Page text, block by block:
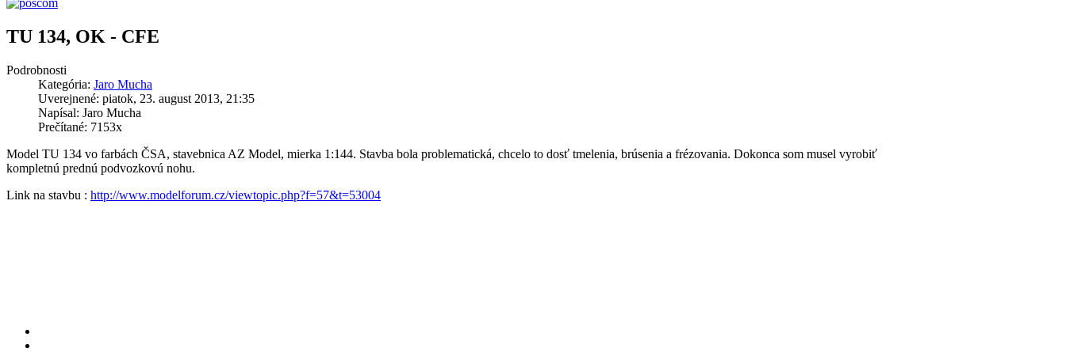
TU 134, OK - CFE
Podrobnosti
Kategória: Jaro Mucha
Uverejnené: piatok, 23. august 2013, 21:35
Napísal: Jaro Mucha
Prečítané: 7153x
Model TU 134 vo farbách ČSA, stavebnica AZ Model, mierka 1:144. Stavba bola problematická, chcelo to dosť tmelenia, brúsenia a frézovania. Dokonca som musel vyrobiť
kompletnú prednú podvozkovú nohu.
Link na stavbu : http://www.modelforum.cz/viewtopic.php?f=57&t=53004